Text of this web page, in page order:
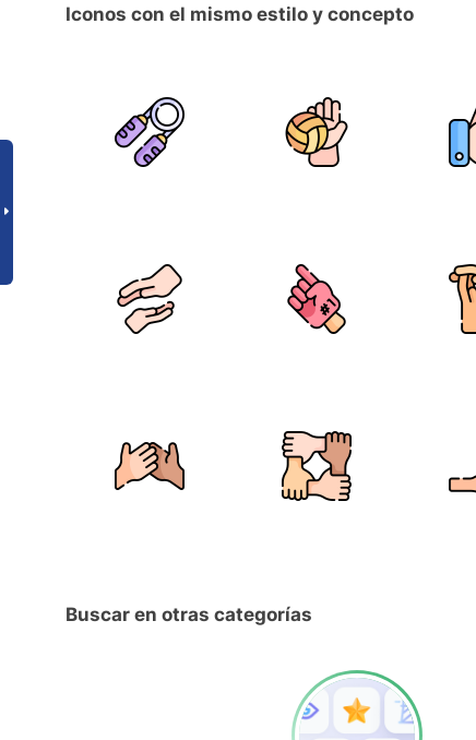
Iconos con el mismo estilo y concepto
Buscar en otras categorías